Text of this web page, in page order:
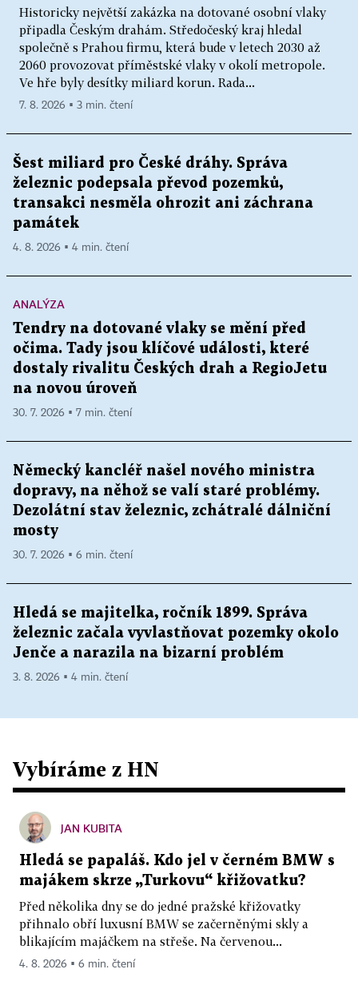
Historicky největší zakázka na dotované osobní vlaky
připadla Českým drahám. Středočeský kraj hledal
společně s Prahou firmu, která bude v letech 2030 až
2060 provozovat příměstské vlaky v okolí metropole.
Ve hře byly desítky miliard korun. Rada...
7. 8. 2026 ▪ 3 min. čtení
Šest miliard pro České dráhy. Správa
železnic podepsala převod pozemků,
transakci nesměla ohrozit ani záchrana
památek
4. 8. 2026 ▪ 4 min. čtení
ANALÝZA
Tendry na dotované vlaky se mění před
očima. Tady jsou klíčové události, které
dostaly rivalitu Českých drah a RegioJetu
na novou úroveň
30. 7. 2026 ▪ 7 min. čtení
Německý kancléř našel nového ministra
dopravy, na něhož se valí staré problémy.
Dezolátní stav železnic, zchátralé dálniční
mosty
30. 7. 2026 ▪ 6 min. čtení
Hledá se majitelka, ročník 1899. Správa
železnic začala vyvlastňovat pozemky okolo
Jenče a narazila na bizarní problém
3. 8. 2026 ▪ 4 min. čtení
Vybíráme z HN
JAN KUBITA
Hledá se papaláš. Kdo jel v černém BMW s
majákem skrze „Turkovu“ křižovatku?
Před několika dny se do jedné pražské křižovatky
přihnalo obří luxusní BMW se začerněnými skly a
blikajícím majáčkem na střeše. Na červenou...
4. 8. 2026 ▪ 6 min. čtení